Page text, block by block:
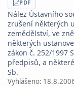
STÁHNOUT
PDF
Nález Ústavního
zrušení některých
zemědělství, ve
některých
zákon č. 252/1997
předpisů, a
Sb.
Vyhlášeno: